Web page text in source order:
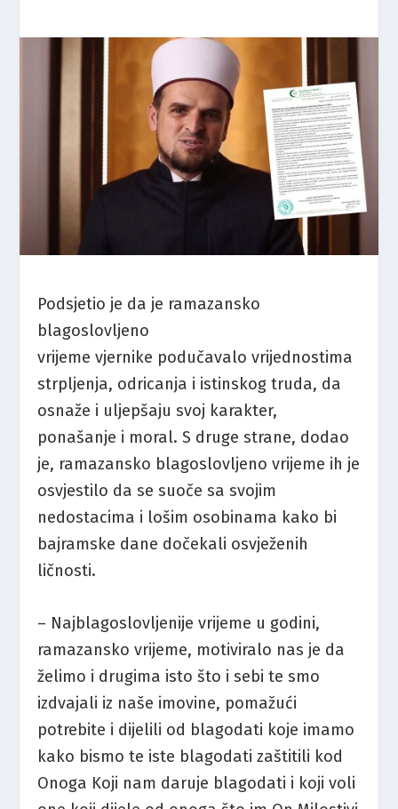
Podsjetio je da je ramazansko
blagoslovljeno
vrijeme vjernike podučavalo vrijednostima
strpljenja, odricanja i istinskog truda, da
osnaže i uljepšaju svoj karakter,
ponašanje i moral. S druge strane, dodao
je, ramazansko blagoslovljeno vrijeme ih je
osvjestilo da se suoče sa svojim
nedostacima i lošim osobinama kako bi
bajramske dane dočekali osvježenih
ličnosti.
– Najblagoslovljenije vrijeme u godini,
ramazansko vrijeme, motiviralo nas je da
želimo i drugima isto što i sebi te smo
izdvajali iz naše imovine, pomažući
potrebite i dijelili od blagodati koje imamo
kako bismo te iste blagodati zaštitili kod
Onoga Koji nam daruje blagodati i koji voli